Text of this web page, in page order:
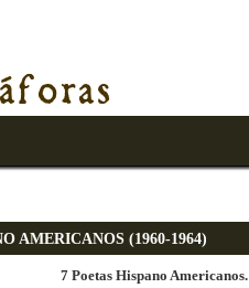
AMERICANOS (1960-1964)
7 Poetas Hispano Americanos.